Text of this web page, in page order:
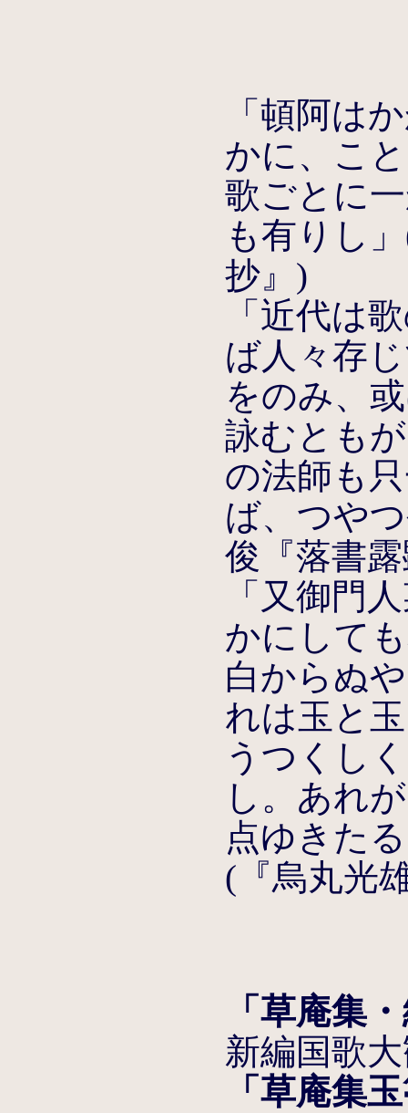
「頓阿は
かに、こ
歌ごとに
も有りし
抄』)
「近代は
ば人々存
をのみ、
詠むとも
の法師も
ば、つや
俊『落書
「又御門
かにして
白からぬ
れは玉と
うつくし
し。あれ
点ゆきた
(『烏丸光
「草庵集
新編国歌
「草庵集